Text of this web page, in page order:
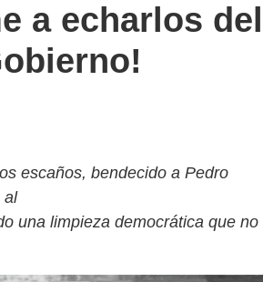
a echarlos del
escaños, bendecido a Pedro
al
una limpieza democrática que no